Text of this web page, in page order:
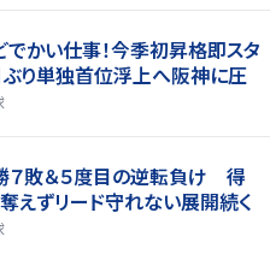
でかい仕事！今季初昇格即スタ
り単独首位浮上へ阪神に圧
勝７敗＆５度目の逆転負け 得
えずリード守れない展開続く